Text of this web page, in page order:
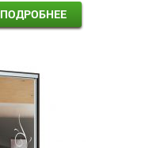
ПОДРОБНЕЕ